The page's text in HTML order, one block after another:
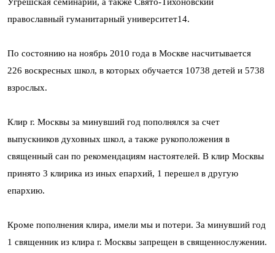
православный гуманитарный университет14.
По состоянию на ноябрь 2010 года в Москве насчитывается
226 воскресных школ, в которых обучается 10738 детей и 5738
взрослых.
Клир г. Москвы за минувший год пополнялся за счет
выпускников духовных школ, а также рукоположения в
священный сан по рекомендациям настоятелей. В клир Москвы
принято 3 клирика из иных епархий, 1 перешел в другую
епархию.
Кроме пополнения клира, имели мы и потери. За минувший год
1 священник из клира г. Москвы запрещен в священнослужении.